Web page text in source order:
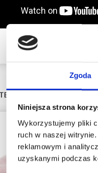
Zgoda
Niniejsza strona
Wykorzystujemy pliki
ruch w naszej
reklamowym i
uzyskanymi podczas